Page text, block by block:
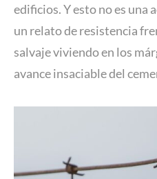
edificios. Y esto no es una
un relato de resistencia
salvaje viviendo en los
avance insaciable del